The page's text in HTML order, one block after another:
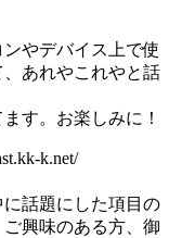
やデバイス上で使
あれやこれやと話
す。お楽しみに！
k.net/
話題にした項目の
興味のある方、御